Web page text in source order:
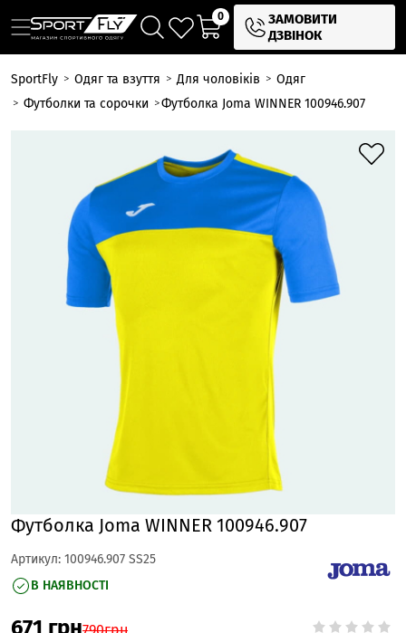
0
ЗАМОВИТИ
ДЗВІНОК
SportFly Одяг та взуття Для чоловіків
Одяг
Футболки та сорочки
Футболка Joma WINNER 100946.907
Футболка Joma WINNER 100946.907
Артикул: 100946.907 SS25
В НАЯВНОСТІ
671 грн790грн